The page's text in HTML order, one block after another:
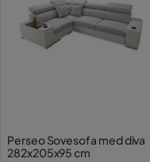
Antal siddepladser
Materiale
4 år siden
Perseo Sovesofa med diva
282x205x95 cm